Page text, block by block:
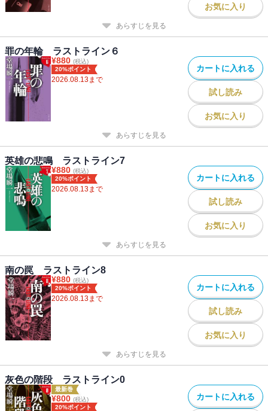
お気に入り
あらすじを見る
罪の年輪 ラストライン６
¥880 (税込)
20%ポイント
2026.08.13まで
カートに入れる
試し読み
お気に入り
あらすじを見る
英雄の悲鳴 ラストライン7
¥880 (税込)
20%ポイント
2026.08.13まで
カートに入れる
試し読み
お気に入り
あらすじを見る
南の罠 ラストライン8
¥880 (税込)
20%ポイント
2026.08.13まで
カートに入れる
試し読み
お気に入り
あらすじを見る
灰色の階段 ラストライン0
最新巻
¥800 (税込)
20%ポイント
カートに入れる